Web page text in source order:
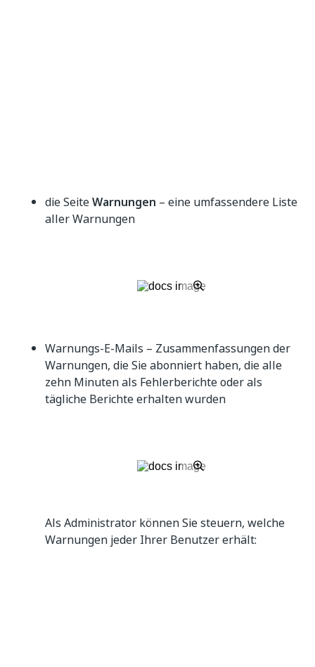
die SeiteWarnungen – eine umfassendere Liste
aller Warnungen
Warnungs-E-Mails – Zusammenfassungen der
Warnungen, die Sie abonniert haben, die alle
zehn Minuten als Fehlerberichte oder als
tägliche Berichte erhalten wurden
Als Administrator können Sie steuern, welche
Warnungen jeder Ihrer Benutzer erhält: